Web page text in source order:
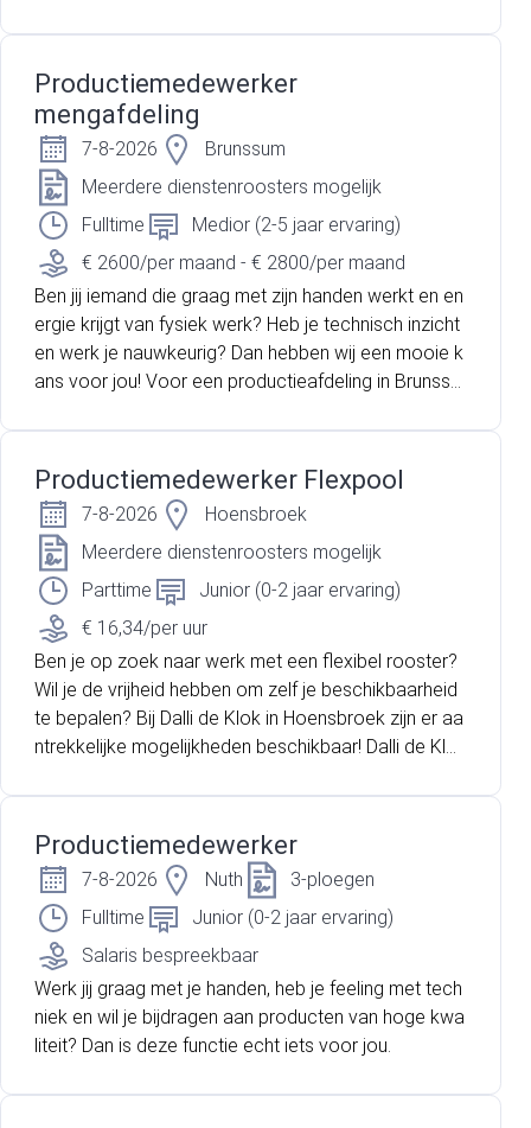
medewerker voor de mengafdeling in dagdienst. In
deze rol werk je mee aan het voorbereiden, bewerk
en en assembleren van producten zoals wielen en r
ollen, ter voorbereiding op de polyurethaanbekledin
g. Je volgt daarbij duidelijke werkinstructies en werkt
volgens de geldende kwaliteits- en veiligheidsnorme
n.
Productiemedewerker
mengafdeling
7-8-2026
Brunssum
Meerdere dienstenroosters mogelijk
Fulltime
Medior (2-5 jaar ervaring)
€ 2600/per maand - € 2800/per maand
Ben jij iemand die graag met zijn handen werkt en en
ergie krijgt van fysiek werk? Heb je technisch inzicht
en werk je nauwkeurig? Dan hebben wij een mooie k
ans voor jou! Voor een productieafdeling in Brunssu
medewerker voor de mengafdeling in dagdienst. In
deze rol werk je mee aan het voorbereiden, bewerk
en en assembleren van producten zoals wielen en r
ollen, ter voorbereiding op de polyurethaanbekledin
g. Je volgt daarbij duidelijke werkinstructies en werkt
volgens de geldende kwaliteits- en veiligheidsnorme
n.
Productiemedewerker Flexpool
7-8-2026
Hoensbroek
Meerdere dienstenroosters mogelijk
Parttime
Junior (0-2 jaar ervaring)
€ 16,34/per uur
Ben je op zoek naar werk met een flexibel rooster?
Wil je de vrijheid hebben om zelf je beschikbaarheid
te bepalen? Bij Dalli de Klok in Hoensbroek zijn er aa
ntrekkelijke mogelijkheden beschikbaar! Dalli de Klok
een van oorsprong Duitse familiebedrijf, dé Private L
abel fabrikant. Dalli de Klok B.V. is een productieond
erneming die zich toelegt op de productie van vloei
bare wasproducten, zoals textielhoofd- en fijnwasmi
ddelen en wasverzachters. Bij Dalli de Klok geloven
ze in innovatie, teamwork en persoonlijke groei. Als
vooraanstaand bedrijf in de industriële sector, zijn zij
trots op hun toewijding aan kwaliteit en duurzaamhei
d. Dalli de klok biedt niet alleen uitstekende primaire
en secundaire arbeidsvoorwaarden volgens de eige
n ondernemings-cao, maar ook een stimulerende o
Productiemedewerker
7-8-2026 Nuth
3-ploegen
Fulltime
Junior (0-2 jaar ervaring)
Salaris bespreekbaar
Werk jij graag met je handen, heb je feeling met tech
niek en wil je bijdragen aan producten van hoge kwa
liteit? Dan is deze functie echt iets voor jou.